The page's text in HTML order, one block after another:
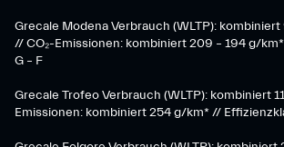
Grecale Modena Verbrauch (WLTP):
// CO₂-Emissionen: kombiniert 209 – 194 g/
G – F
Grecale Trofeo Verbrauch (WLTP): kombiniert
Emissionen: kombiniert 254 g/km* //